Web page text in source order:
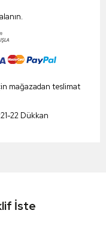
mağazadan teslimat
22 Dükkan
İste